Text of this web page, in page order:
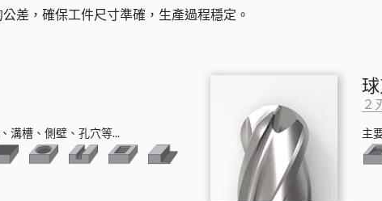
差，確保工件尺寸準確，生產過程穩定。
溝槽、側壁、孔穴等...
２
主